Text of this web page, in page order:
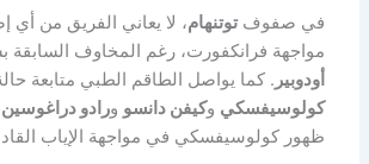
في صفوفتوتنهام، لا يعاني الفريق من أي
مواجهة فرانكفورت، رغم المخاوف السابقة
أودوبير . كما يواصل الطاقم الطبي متابعة
كولوسيفسكي وكيفن دانسو ورادو دراغوسين
ظهور كولوسيفسكي في مواجهة الإياب